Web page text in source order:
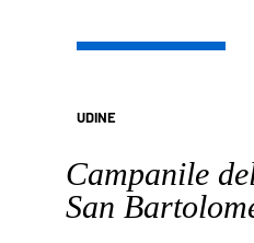
UDINE
Campanile
San